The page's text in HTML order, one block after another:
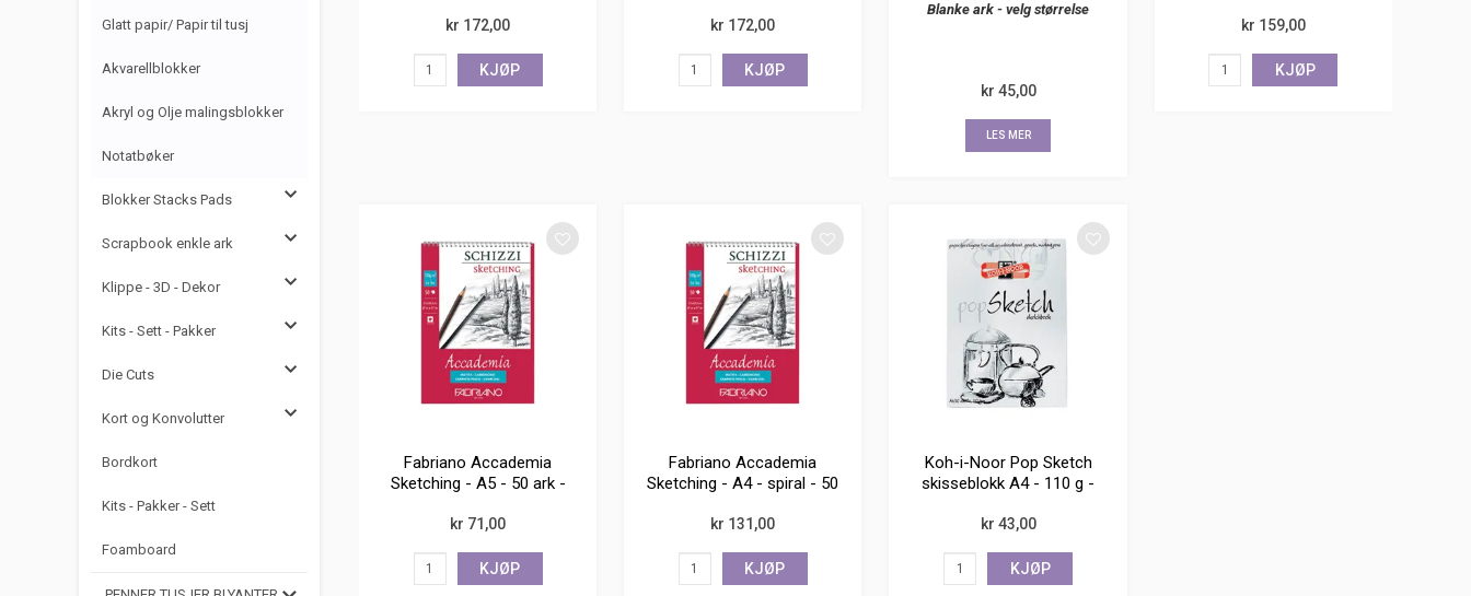
Glatt papir/ Papir til tusj
Akvarellblokker
Akryl og Olje malingsblokker
Notatbøker
Blokker Stacks Pads
Scrapbook enkle ark
Klippe - 3D - Dekor
Kits - Sett - Pakker
Die Cuts
Kort og Konvolutter
Bordkort
Kits - Pakker - Sett
Foamboard
kr 172,00
KJØP
kr 172,00
KJØP
Blanke ark - velg størrelse
kr 45,00
LES MER
kr 159,00
KJØP
Fabriano Accademia
Sketching - A5 - 50 ark -
kr 71,00
KJØP
Fabriano Accademia
Sketching - A4 - spiral - 50
kr 131,00
KJØP
Koh-i-Noor Pop Sketch
skisseblokk A4 - 110 g -
kr 43,00
KJØP